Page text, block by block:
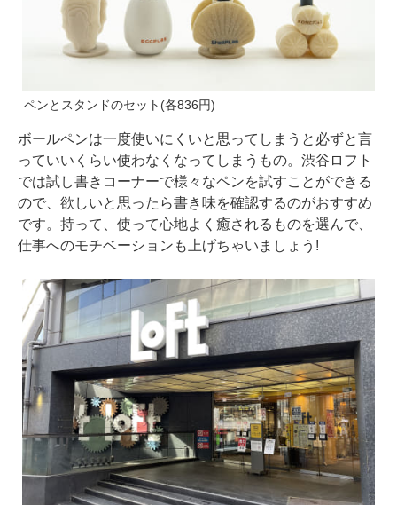
ペンとスタンドのセット(各836円)
ボールペンは一度使いにくいと思ってしまうと必ずと言
っていいくらい使わなくなってしまうもの。渋谷ロフト
では試し書きコーナーで様々なペンを試すことができる
ので、欲しいと思ったら書き味を確認するのがおすすめ
です。持って、使って心地よく癒されるものを選んで、
仕事へのモチベーションも上げちゃいましょう!